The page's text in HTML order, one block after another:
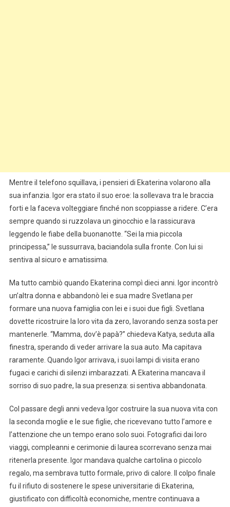
Mentre il telefono squillava, i pensieri di Ekaterina volarono alla
sua infanzia. Igor era stato il suo eroe: la sollevava tra le braccia
forti e la faceva volteggiare finché non scoppiasse a ridere. C’era
sempre quando si ruzzolava un ginocchio e la rassicurava
leggendo le fiabe della buonanotte. “Sei la mia piccola
principessa,” le sussurrava, baciandola sulla fronte. Con lui si
sentiva al sicuro e amatissima.
Ma tutto cambiò quando Ekaterina compì dieci anni. Igor incontrò
un’altra donna e abbandonò lei e sua madre Svetlana per
formare una nuova famiglia con lei e i suoi due figli. Svetlana
dovette ricostruire la loro vita da zero, lavorando senza sosta per
mantenerle. “Mamma, dov’è papà?” chiedeva Katya, seduta alla
finestra, sperando di veder arrivare la sua auto. Ma capitava
raramente. Quando Igor arrivava, i suoi lampi di visita erano
fugaci e carichi di silenzi imbarazzati. A Ekaterina mancava il
sorriso di suo padre, la sua presenza: si sentiva abbandonata.
Col passare degli anni vedeva Igor costruire la sua nuova vita con
la seconda moglie e le sue figlie, che ricevevano tutto l’amore e
l’attenzione che un tempo erano solo suoi. Fotografici dai loro
viaggi, compleanni e cerimonie di laurea scorrevano senza mai
ritenerla presente. Igor mandava qualche cartolina o piccolo
regalo, ma sembrava tutto formale, privo di calore. Il colpo finale
fu il rifiuto di sostenere le spese universitarie di Ekaterina,
giustificato con difficoltà economiche, mentre continuava a